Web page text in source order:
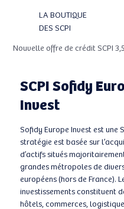
LA BOUTIQUE
DES SCPI
Nouvelle offre de crédit SCPI
SCPI Sofidy
Invest
Sofidy Europe Invest est une
stratégie est basée sur
d’actifs situés
grandes métropoles de
européens (hors de France).
investissements constituent
hôtels, commerces,